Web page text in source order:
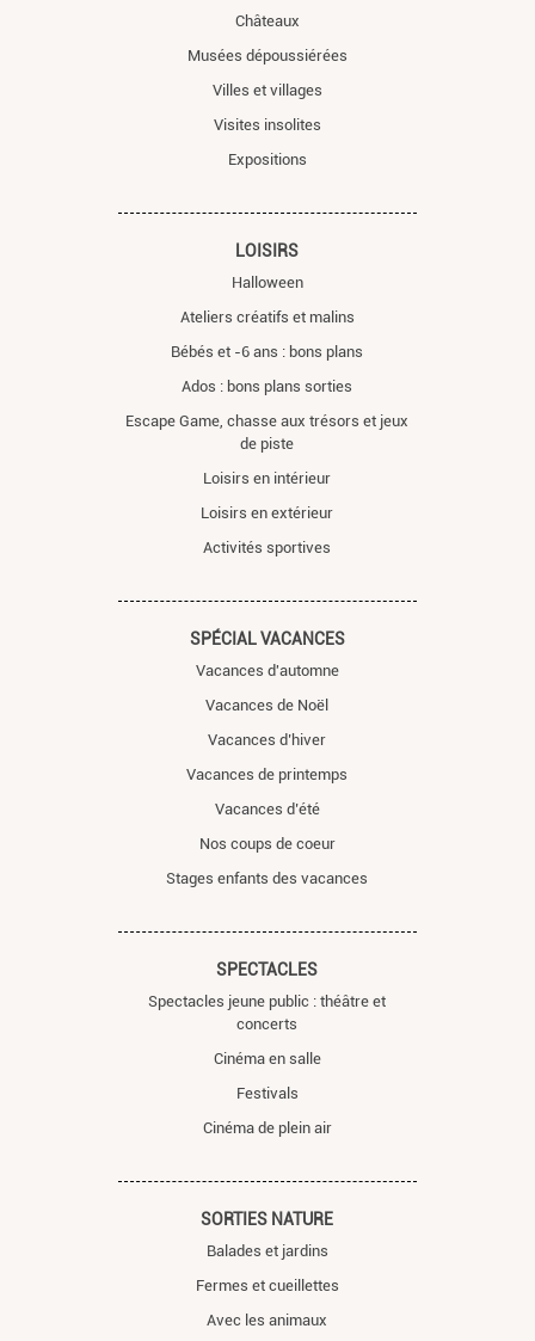
Châteaux
Musées dépoussiérées
Villes et villages
Visites insolites
Expositions
LOISIRS
Halloween
Ateliers créatifs et malins
Bébés et -6 ans : bons plans
Ados : bons plans sorties
Escape Game, chasse aux trésors et jeux
de piste
Loisirs en intérieur
Loisirs en extérieur
Activités sportives
SPÉCIAL VACANCES
Vacances d'automne
Vacances de Noël
Vacances d’hiver
Vacances de printemps
Vacances d’été
Nos coups de coeur
Stages enfants des vacances
SPECTACLES
Spectacles jeune public : théâtre et
concerts
Cinéma en salle
Festivals
Cinéma de plein air
SORTIES NATURE
Balades et jardins
Fermes et cueillettes
Avec les animaux